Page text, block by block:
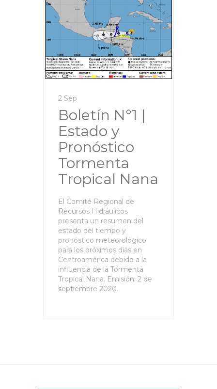
2 Sep
Boletín N°1 |
Estado y
Pronóstico
Tormenta
Tropical Nana
El Comité Regional de
Recursos Hidráulicos
presenta un resumen del
estado del tiempo y
pronóstico meteorológico
para los próximos días en
Centroamérica debido a la
influencia de la Tormenta
Tropical Nana. Emisión: 2 de
septiembre 2020.